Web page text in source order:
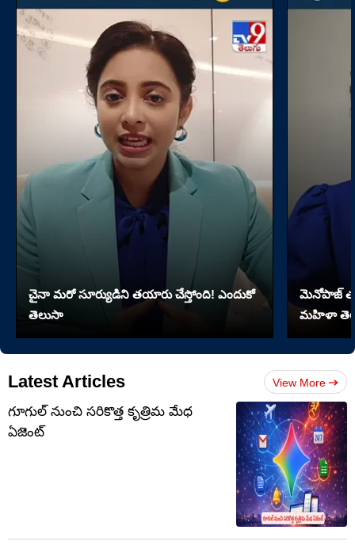
చైనా మరో సూర్యుడిని తయారు చేస్తోంది! ఎందుకో
తెలుసా
మెనోపాజ్
మహిళా
Latest Articles View More
గూగుల్ నుంచి సరికొత్త కృత్రిమ మేధ
ఏజెంట్